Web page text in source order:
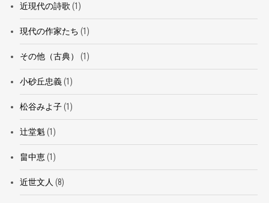
近現代の詩歌 (1)
現代の作家たち (1)
その他（古典） (1)
小砂丘忠義(1)
松谷みよ子(1)
辻堂魁(1)
畠中恵(1)
近世文人 (8)